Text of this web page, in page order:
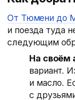
От Тюмени до
и поезда туда
следующим
На своём
вариант.
и масло.
с